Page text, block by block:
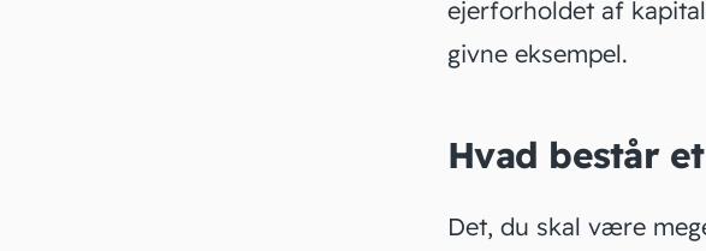
ejerforholdet af
givne eksempel.
Hvad består
Det, du skal være